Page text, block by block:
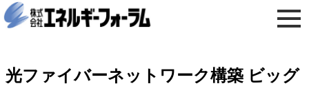
光ファイバーネットワーク構築 ビッグ